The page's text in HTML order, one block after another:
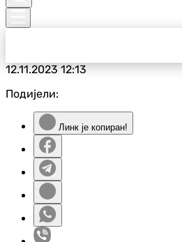
12.11.202312:13
Подијели:
Линк је копиран!